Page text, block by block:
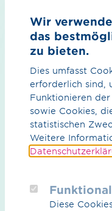
ebenfalls in die
zurück zur Übersicht
Wir
das
zu bieten.
Dies umfasst
erforderlich sind,
Funktionieren
sowie Cookies,
statistischen
Weitere
Funktional
Diese